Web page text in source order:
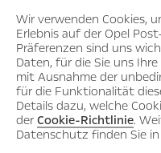
Wir verwenden Cookies,
Erlebnis auf der Opel
Präferenzen sind uns
Daten, für die Sie uns
mit Ausnahme der
für die Funktionalität
Details dazu, welche
der Cookie-Richtlinie.
Datenschutz finden Sie
The book “Lost Tracks”
track fans
All Articles
2026